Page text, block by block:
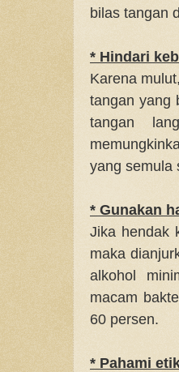
bilas tangan
* Hindari
Karena
tangan yang
tangan
yang semula
* Gunakan
Jika hendak
maka
alkohol
macam
60 persen.
* Pahami